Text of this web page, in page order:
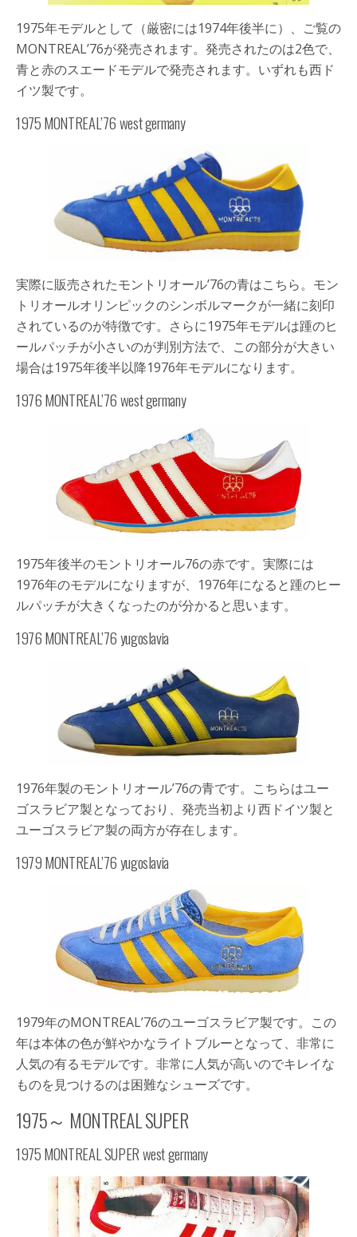
1975年モデルとして（厳密には1974年後半に）、ご覧の
MONTREAL’76が発売されます。発売されたのは2色で、
青と赤のスエードモデルで発売されます。いずれも西ド
イツ製です。
1975 MONTREAL’76 west germany
実際に販売されたモントリオール’76の青はこちら。モン
トリオールオリンピックのシンボルマークが一緒に刻印
されているのが特徴です。さらに1975年モデルは踵のヒ
ールパッチが小さいのが判別方法で、この部分が大きい
場合は1975年後半以降1976年モデルになります。
1976 MONTREAL’76 west germany
1975年後半のモントリオール76の赤です。実際には
1976年のモデルになりますが、1976年になると踵のヒー
ルパッチが大きくなったのが分かると思います。
1976 MONTREAL’76 yugoslavia
1976年製のモントリオール’76の青です。こちらはユー
ゴスラビア製となっており、発売当初より西ドイツ製と
ユーゴスラビア製の両方が存在します。
1979 MONTREAL’76 yugoslavia
1979年のMONTREAL’76のユーゴスラビア製です。この
年は本体の色が鮮やかなライトブルーとなって、非常に
人気の有るモデルです。非常に人気が高いのでキレイな
ものを見つけるのは困難なシューズです。
1975～ MONTREAL SUPER
1975 MONTREAL SUPER west germany